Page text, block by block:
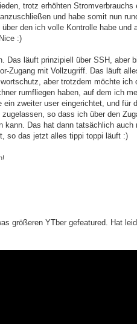
trotz erhöhten Stromverbrauchs
und habe somit nun
den ich volle Kontrolle habe und
:)
Das läuft prinzipiell über SSH, aber
Zugang mit Vollzugriff. Das läuft
aber trotzdem möchte ich
rumfliegen haben, auf dem ich
ein zweiter user eingerichtet, und für
so dass ich über den
kann. Das hat dann tatsächlich auch
so das jetzt alles tippi toppi läuft :)
größeren YTber gefeatured. Hat